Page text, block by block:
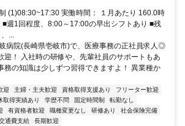
(1)08:30~17:30 実働時間： １月あたり 160.0時
■週1回程度、8:00～17:00の早出シフトあり ■残
...
病院(長崎県壱岐市)で、医療事務の正社員求人◎
！ 入社時の研修や、先輩社員のサポートもあ
の知識は少しずつ習得できますよ！ 異業種か
迎 主婦・主夫歓迎 資格取得支援あり
フリーター歓迎
取得実績あり 学歴不問 固定時間制
転勤なし
有資格者歓迎 職種変更なし 研修あり
社会保険完備
通費支給 長期歓迎